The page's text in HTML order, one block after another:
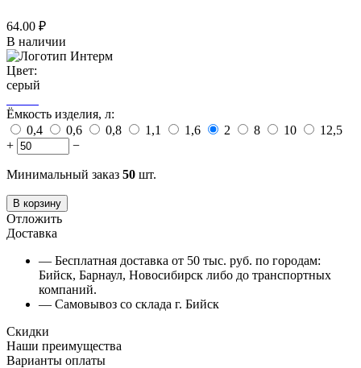
64.00 ₽
В наличии
Цвет:
серый
Ёмкость изделия, л:
0,4
0,6 0,8 1,1 1,6 2 8 10
12,5
+
−
Минимальный заказ 50 шт.
В корзину
Отложить
Доставка
— Бесплатная доставка от 50 тыс. руб. по городам:
Бийск, Барнаул, Новосибирск либо до транспортных
компаний.
— Самовывоз со склада г. Бийск
Скидки
Наши преимущества
Варианты оплаты